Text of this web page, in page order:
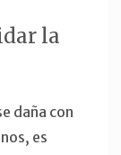
la
daña con
es